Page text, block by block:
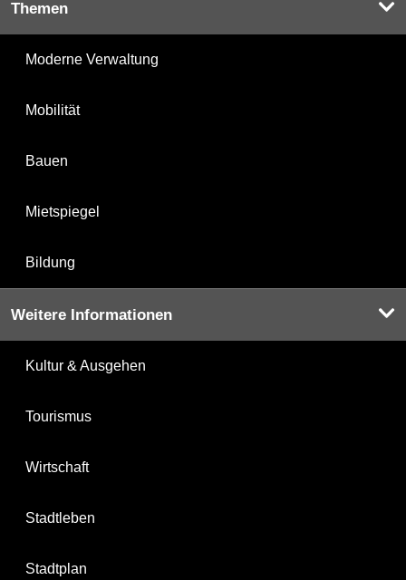
Themen
Moderne Verwaltung
Mobilität
Bauen
Mietspiegel
Bildung
Weitere Informationen
Kultur & Ausgehen
Tourismus
Wirtschaft
Stadtleben
Stadtplan